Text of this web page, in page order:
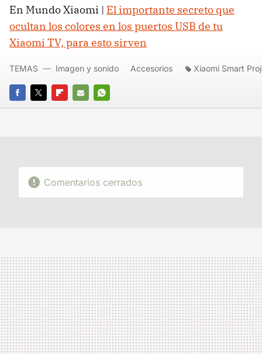
En Mundo Xiaomi | El importante secreto que
ocultan los colores en los puertos USB de tu
Xiaomi TV, para esto sirven
FACEBOOK
TWITTERFLIPBOARD
E-
WHATSAPP
TEMAS Imagen y sonido Accesorios Xiaomi Smart
Comentarios cerrados